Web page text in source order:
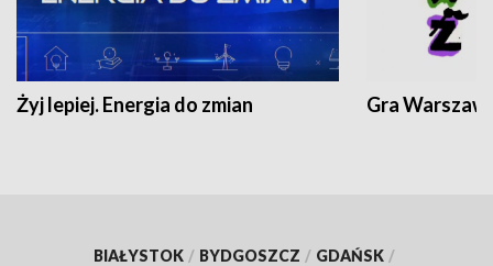
Żyj lepiej. Energia do zmian Gra
BIAŁYSTOK / BYDGOSZCZ / GDAŃSK /